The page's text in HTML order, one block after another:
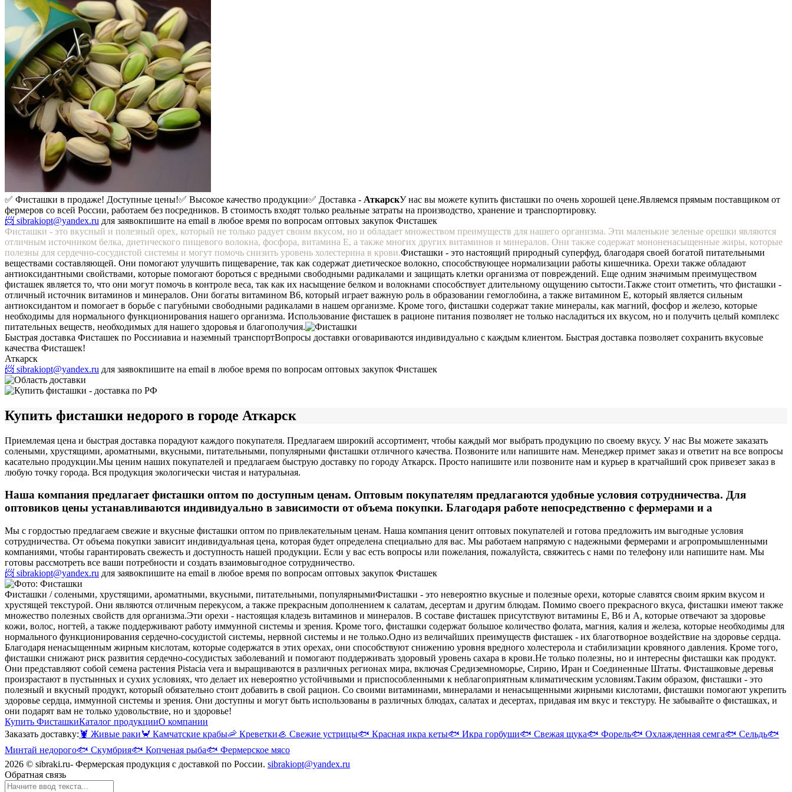
✅ Фисташки в продаже! Доступные цены!✅ Высокое качество продукции✅ Доставка - АткарскУ нас вы можете купить фисташки по очень хорошей цене.Являемся прямым поставщиком от
фермеров со всей России, работаем без посредников. В стоимость входят только реальные затраты на производство, хранение и транспортировку.
📨 sibrakiopt@yandex.ru для заявокпишите на email в любое время по вопросам оптовых закупок Фисташек
Фисташки - это вкусный и полезный орех, который не только радует своим вкусом, но и обладает множеством преимуществ для нашего организма. Эти маленькие зеленые орешки являются
отличным источником белка, диетического пищевого волокна, фосфора, витамина Е, а также многих других витаминов и минералов. Они также содержат мононенасыщенные жиры, которые
полезны для сердечно-сосудистой системы и могут помочь снизить уровень холестерина в крови.Фисташки - это настоящий природный суперфуд, благодаря своей богатой питательными
веществами составляющей. Они помогают улучшить пищеварение, так как содержат диетическое волокно, способствующее нормализации работы кишечника. Орехи также обладают
антиоксидантными свойствами, которые помогают бороться с вредными свободными радикалами и защищать клетки организма от повреждений. Еще одним значимым преимуществом
фисташек является то, что они могут помочь в контроле веса, так как их насыщение белком и волокнами способствует длительному ощущению сытости.Также стоит отметить, что фисташки -
отличный источник витаминов и минералов. Они богаты витамином В6, который играет важную роль в образовании гемоглобина, а также витамином Е, который является сильным
антиоксидантом и помогает в борьбе с пагубными свободными радикалами в нашем организме. Кроме того, фисташки содержат такие минералы, как магний, фосфор и железо, которые
необходимы для нормального функционирования нашего организма. Использование фисташек в рационе питания позволяет не только насладиться их вкусом, но и получить целый комплекс
питательных веществ, необходимых для нашего здоровья и благополучия.
Быстрая доставка Фисташек по Россииавиа и наземный транспортВопросы доставки оговариваются индивидуально с каждым клиентом. Быстрая доставка позволяет сохранить вкусовые
качества Фисташек!
Аткарск
📨 sibrakiopt@yandex.ru для заявокпишите на email в любое время по вопросам оптовых закупок Фисташек
Купить фисташки недорого в городе Аткарск
Приемлемая цена и быстрая доставка порадуют каждого покупателя. Предлагаем широкий ассортимент, чтобы каждый мог выбрать продукцию по своему вкусу. У нас Вы можете заказать
солеными, хрустящими, ароматными, вкусными, питательными, популярными фисташки отличного качества. Позвоните или напишите нам. Менеджер примет заказ и ответит на все вопросы
касательно продукции.Мы ценим наших покупателей и предлагаем быструю доставку по городу Аткарск. Просто напишите или позвоните нам и курьер в кратчайший срок привезет заказ в
любую точку города. Вся продукция экологически чистая и натуральная.
Наша компания предлагает фисташки оптом по доступным ценам. Оптовым покупателям предлагаются удобные условия сотрудничества. Для
оптовиков цены устанавливаются индивидуально в зависимости от объема покупки. Благодаря работе непосредственно с фермерами и а
Мы с гордостью предлагаем свежие и вкусные фисташки оптом по привлекательным ценам. Наша компания ценит оптовых покупателей и готова предложить им выгодные условия
сотрудничества. От объема покупки зависит индивидуальная цена, которая будет определена специально для вас. Мы работаем напрямую с надежными фермерами и агропромышленными
компаниями, чтобы гарантировать свежесть и доступность нашей продукции. Если у вас есть вопросы или пожелания, пожалуйста, свяжитесь с нами по телефону или напишите нам. Мы
готовы рассмотреть все ваши потребности и создать взаимовыгодное сотрудничество.
📨 sibrakiopt@yandex.ru для заявокпишите на email в любое время по вопросам оптовых закупок Фисташек
Фисташки / солеными, хрустящими, ароматными, вкусными, питательными, популярнымиФисташки - это невероятно вкусные и полезные орехи, которые славятся своим ярким вкусом и
хрустящей текстурой. Они являются отличным перекусом, а также прекрасным дополнением к салатам, десертам и другим блюдам. Помимо своего прекрасного вкуса, фисташки имеют также
множество полезных свойств для организма.Эти орехи - настоящая кладезь витаминов и минералов. В составе фисташек присутствуют витамины Е, В6 и А, которые отвечают за здоровье
кожи, волос, ногтей, а также поддерживают работу иммунной системы и зрения. Кроме того, фисташки содержат большое количество фолата, магния, калия и железа, которые необходимы для
нормального функционирования сердечно-сосудистой системы, нервной системы и не только.Одно из величайших преимуществ фисташек - их благотворное воздействие на здоровье сердца.
Благодаря ненасыщенным жирным кислотам, которые содержатся в этих орехах, они способствуют снижению уровня вредного холестерола и стабилизации кровяного давления. Кроме того,
фисташки снижают риск развития сердечно-сосудистых заболеваний и помогают поддерживать здоровый уровень сахара в крови.Не только полезны, но и интересны фисташки как продукт.
Они представляют собой семена растения Pistacia vera и выращиваются в различных регионах мира, включая Средиземноморье, Сирию, Иран и Соединенные Штаты. Фисташковые деревья
произрастают в пустынных и сухих условиях, что делает их невероятно устойчивыми и приспособленными к неблагоприятным климатическим условиям.Таким образом, фисташки - это
полезный и вкусный продукт, который обязательно стоит добавить в свой рацион. Со своими витаминами, минералами и ненасыщенными жирными кислотами, фисташки помогают укрепить
здоровье сердца, иммунной системы и зрения. Они доступны и могут быть использованы в различных блюдах, салатах и десертах, придавая им вкус и текстуру. Не забывайте о фисташках, и
они подарят вам не только удовольствие, но и здоровье!
Купить ФисташкиКаталог продукцииО компании
Заказать доставку: 🦞 Живые раки🦀 Камчатские крабы🦐 Креветки🦪 Свежие устрицы🐟 Красная икра кеты🐟 Икра горбуши🐟 Свежая щука🐟 Форель🐟 Охлажденная семга🐟 Сельдь🐟
Минтай недорого🐟 Скумбрия🐟 Копченая рыба🐟 Фермерское мясо
2026 © sibraki.ru- Фермерская продукция с доставкой по России. sibrakiopt@yandex.ru
Обратная связь